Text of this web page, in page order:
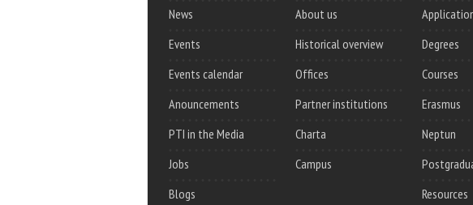
News
Events
Events calendar
Anouncements
PTI in the Media
Jobs
Blogs
About us
Historical overview
Offices
Partner institutions
Charta
Campus
Degrees
Courses
Erasmus
Neptun
Resources